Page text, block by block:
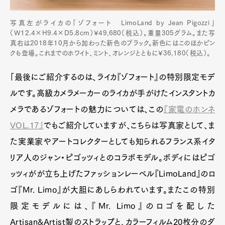
写真左がライカの「ゾフォート LimoLand by Jean Pigozzi」
（W12.4×H9.4×D5.8cm）¥49,680（税込）。重量305グラム。また写
真右は2018年10月から加わった新色のブラック。新色にはこのほかピン
クも登場。これまでのホワイト、ミント、オレンジとともに¥36,180（税込）。
「最後にご紹介するのは、ライカ『ゾフォート』の特別限定モデ
ルです。高級カメラメーカーのライカが手がけたインスタントカ
メラであるゾフォートの魅力については、この 『家電のホンネ
VOL.17』 でもご紹介していますが、こちらは写真家として、ま
た実業家やアートコレクターとしても知られるフランス系イタ
リア人のジャン・ピゴッツィとのコラボモデル。ボディにはピゴ
ッツィがが立ち上げたファッションレーベル『LimoLand』のロ
ゴ『Mr. Limo』が大胆にあしらわれています。またこの特別
限定モデルには、『Mr. Limo』のロゴを配した
Artisan&Artist製のストラップと、カラーフィルム20枚分のダ